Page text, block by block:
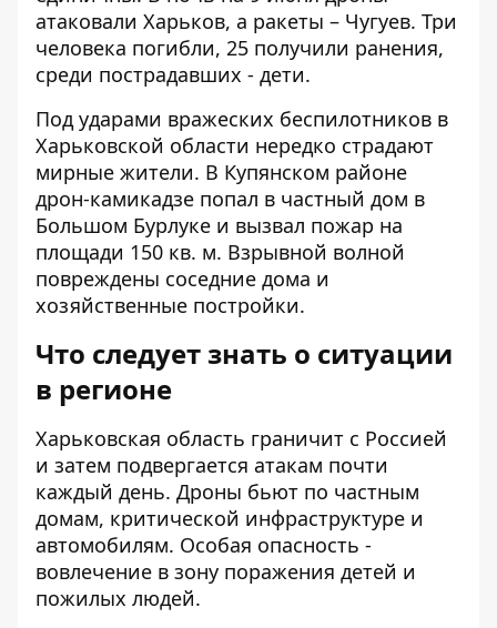
атаковали Харьков, а ракеты – Чугуев. Три
человека погибли, 25 получили ранения,
среди пострадавших - дети.
Под ударами вражеских беспилотников в
Харьковской области нередко страдают
мирные жители. В Купянском районе
дрон-камикадзе попал в частный дом в
Большом Бурлуке и вызвал пожар на
площади 150 кв. м. Взрывной волной
повреждены соседние дома и
хозяйственные постройки.
Что следует знать о ситуации
в регионе
Харьковская область граничит с Россией
и затем подвергается атакам почти
каждый день. Дроны бьют по частным
домам, критической инфраструктуре и
автомобилям. Особая опасность -
вовлечение в зону поражения детей и
пожилых людей.